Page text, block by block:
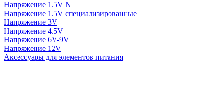
Напряжение 1.5V N
Напряжение 1.5V специализированные
Напряжение 3V
Напряжение 4.5V
Напряжение 6V-9V
Напряжение 12V
Аксессуары для элементов питания